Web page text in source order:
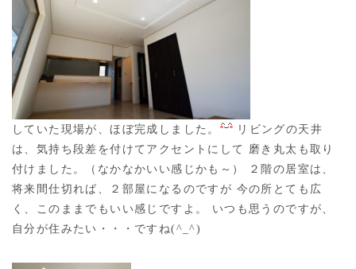
していた現場が、ほぼ完成しました。
リビングの天井
は、気持ち段差を付けてアクセントにして 磨き丸太も取り
付けました。（なかなかいい感じかも～） ２階の居室は、
将来間仕切れば、２部屋になるのですが 今の所とても広
く、このままでもいい感じですよ。 いつも思うのですが、
自分が住みたい・・・ですね(^_^)